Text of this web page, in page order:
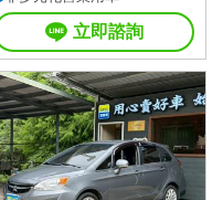
立即諮詢